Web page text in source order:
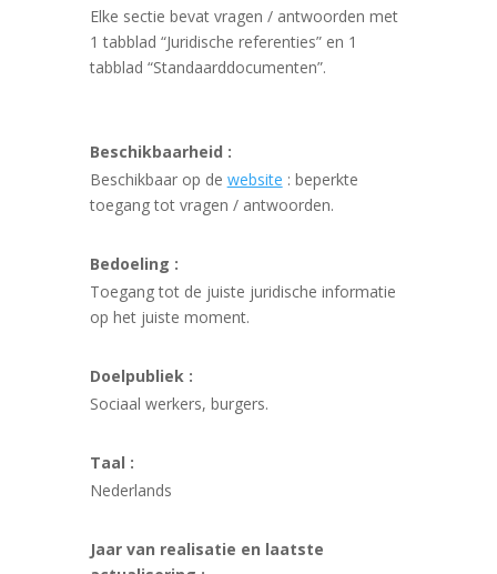
Elke sectie bevat vragen / antwoorden met
1 tabblad “Juridische referenties” en 1
tabblad “Standaarddocumenten”.
Beschikbaarheid :
Beschikbaar op de website : beperkte
toegang tot vragen / antwoorden.
Bedoeling :
Toegang tot de juiste juridische informatie
op het juiste moment.
Doelpubliek :
Sociaal werkers, burgers.
Taal :
Nederlands
Jaar van realisatie en laatste